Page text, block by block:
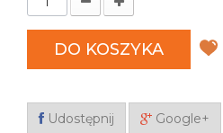
DO KOSZYKA
Udostępnij Google+